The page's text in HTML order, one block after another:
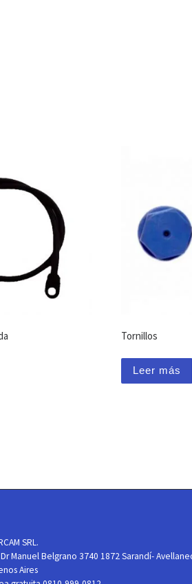
Tornillos
Leer más
SRL.
Dr Manuel Belgrano 3740 1872 Sarandí-
Aires